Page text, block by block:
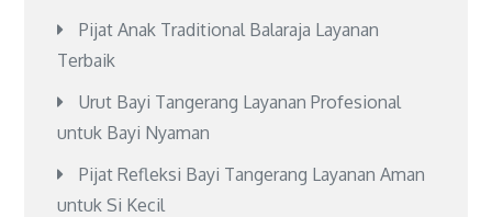
Pijat Anak Traditional Balaraja Layanan
Terbaik
Urut Bayi Tangerang Layanan Profesional
untuk Bayi Nyaman
Pijat Refleksi Bayi Tangerang Layanan Aman
untuk Si Kecil